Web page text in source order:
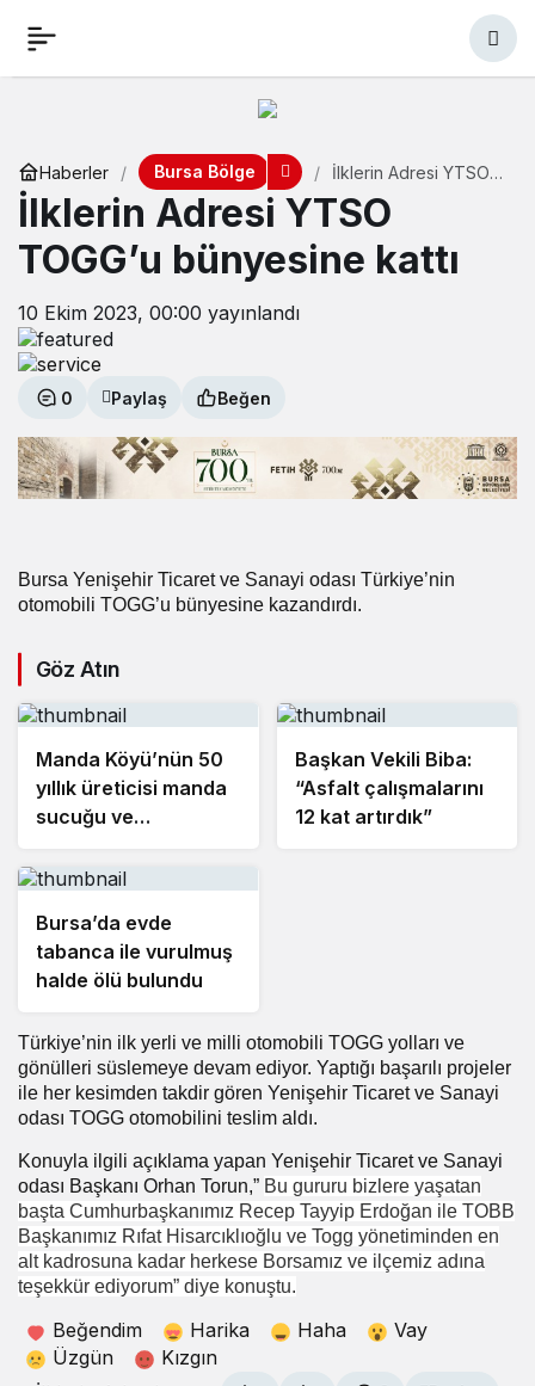
Haberler Bursa Bölge
İlklerin Adresi YTSO
kattı
İlklerin Adresi YTSO
TOGG’u bünyesine kattı
10 Ekim 2023, 00:00 yayınlandı
0 Paylaş Beğen
Bursa Yenişehir Ticaret ve Sanayi odası Türkiye’nin
otomobili TOGG’u bünyesine kazandırdı.
Göz Atın
Manda Köyü’nün 50
yıllık üreticisi manda
sucuğu ve
oluşturdu
Başkan Vekili Biba:
“Asfalt çalışmalarını
12 kat artırdık”
Bursa’da evde
tabanca ile vurulmuş
halde ölü bulundu
Türkiye’nin ilk yerli ve milli otomobili TOGG yolları ve
gönülleri süslemeye devam ediyor. Yaptığı başarılı projeler
ile her kesimden takdir gören Yenişehir Ticaret ve Sanayi
odası TOGG otomobilini teslim aldı.
Konuyla ilgili açıklama yapan Yenişehir Ticaret ve Sanayi
odası Başkanı Orhan Torun,” Bu gururu bizlere yaşatan
başta Cumhurbaşkanımız Recep Tayyip Erdoğan ile TOBB
Başkanımız Rıfat Hisarcıklıoğlu ve Togg yönetiminden en
alt kadrosuna kadar herkese Borsamız ve ilçemiz adına
teşekkür ediyorum” diye konuştu.
Beğendim Harika Haha
Vay
Üzgün
Kızgın